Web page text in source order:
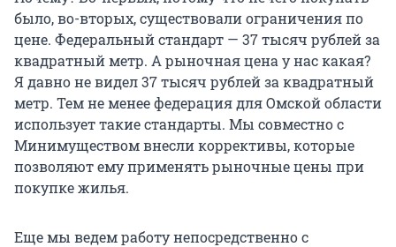
было, во-вторых, существовали ограничения по
цене. Федеральный стандарт — 37 тысяч рублей за
квадратный метр. А рыночная цена у нас какая?
Я давно не видел 37 тысяч рублей за квадратный
метр. Тем не менее федерация для Омской области
использует такие стандарты. Мы совместно с
Минимуществом внесли коррективы, которые
позволяют ему применять рыночные цены при
покупке жилья.
Еще мы ведем работу непосредственно с